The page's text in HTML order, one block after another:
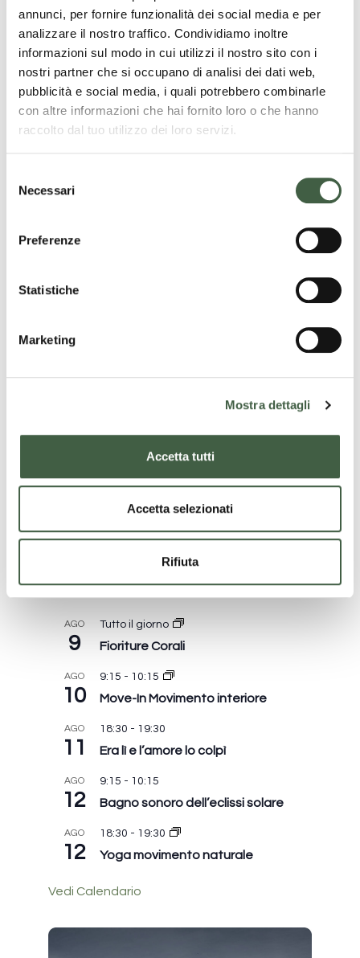
annunci, per fornire funzionalità dei social media e per
analizzare il nostro traffico. Condividiamo inoltre
informazioni sul modo in cui utilizzi il nostro sito con i
nostri partner che si occupano di analisi dei dati web,
pubblicità e social media, i quali potrebbero combinarle
con altre informazioni che hai fornito loro o che hanno
raccolto dal tuo utilizzo dei loro servizi.
Necessari
Preferenze
Statistiche
Marketing
Mostra dettagli
Accetta tutti
Accetta selezionati
Rifiuta
LEGGI TUTTE LE NOTIZIE
Search
Appuntamenti
AGO
9
Tutto il giorno
Fioriture Corali
AGO
10
9:15 - 10:15
Move-In Movimento interiore
AGO
11
18:30 - 19:30
Era lì e l’amore lo colpì
AGO
12
9:15 - 10:15
Bagno sonoro dell’eclissi solare
AGO
12
18:30 - 19:30
Yoga movimento naturale
Vedi Calendario